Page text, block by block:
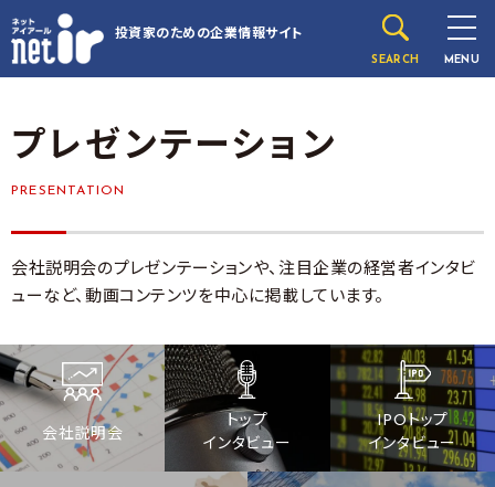
投資家のための企業情報サイト
SEARCH MENU
プレゼンテーション
PRESENTATION
会社説明会のプレゼンテーションや、注目企業の経営者インタビ
ューなど、動画コンテンツを中心に掲載しています。
会社説明会
トップ
インタビュー
IPOトップ
インタビュー